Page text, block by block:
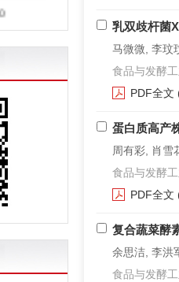
乳双歧杆菌
马微微, 李玟
食品与发酵
PDF全文
蛋白质高产
周有彩, 肖雪
食品与发酵
PDF全文
复合蔬菜酵
余思洁, 李洪
食品与发酵